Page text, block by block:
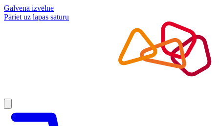
Galvenā izvēlne
Pāriet uz lapas saturu